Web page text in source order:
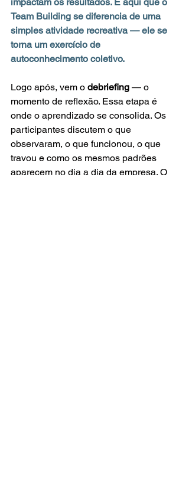
Team Building se diferencia de uma
simples atividade recreativa — ele se
torna um exercício de
autoconhecimento coletivo.
Logo após, vem o debriefing — o
momento de reflexão. Essa etapa é
onde o aprendizado se consolida. Os
participantes discutem o que
observaram, o que funcionou, o que
travou e como os mesmos padrões
aparecem no dia a dia da empresa. O